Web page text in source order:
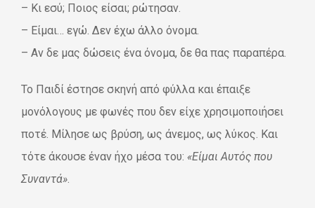
– Κι εσύ; Ποιος είσαι; ρώτησαν.
– Είμαι… εγώ. Δεν έχω άλλο όνομα.
– Αν δε μας δώσεις ένα όνομα, δε θα πας παραπέρα.
Το Παιδί έστησε σκηνή από φύλλα και έπαιξε
μονόλογους με φωνές που δεν είχε χρησιμοποιήσει
ποτέ. Μίλησε ως βρύση, ως άνεμος, ως λύκος. Και
τότε άκουσε έναν ήχο μέσα του: «Είμαι Αυτός που
Συναντά».